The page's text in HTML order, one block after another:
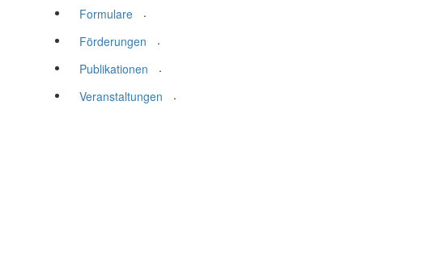
Formulare
.
Förderungen
.
Publikationen
.
Veranstaltungen
.